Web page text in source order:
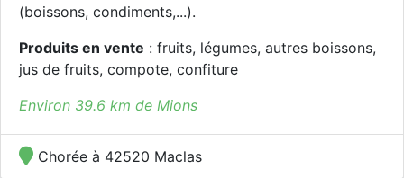
(boissons, condiments,...).
Produits en vente : fruits, légumes, autres boissons,
jus de fruits, compote, confiture
Environ 39.6 km de Mions
Chorée à 42520 Maclas